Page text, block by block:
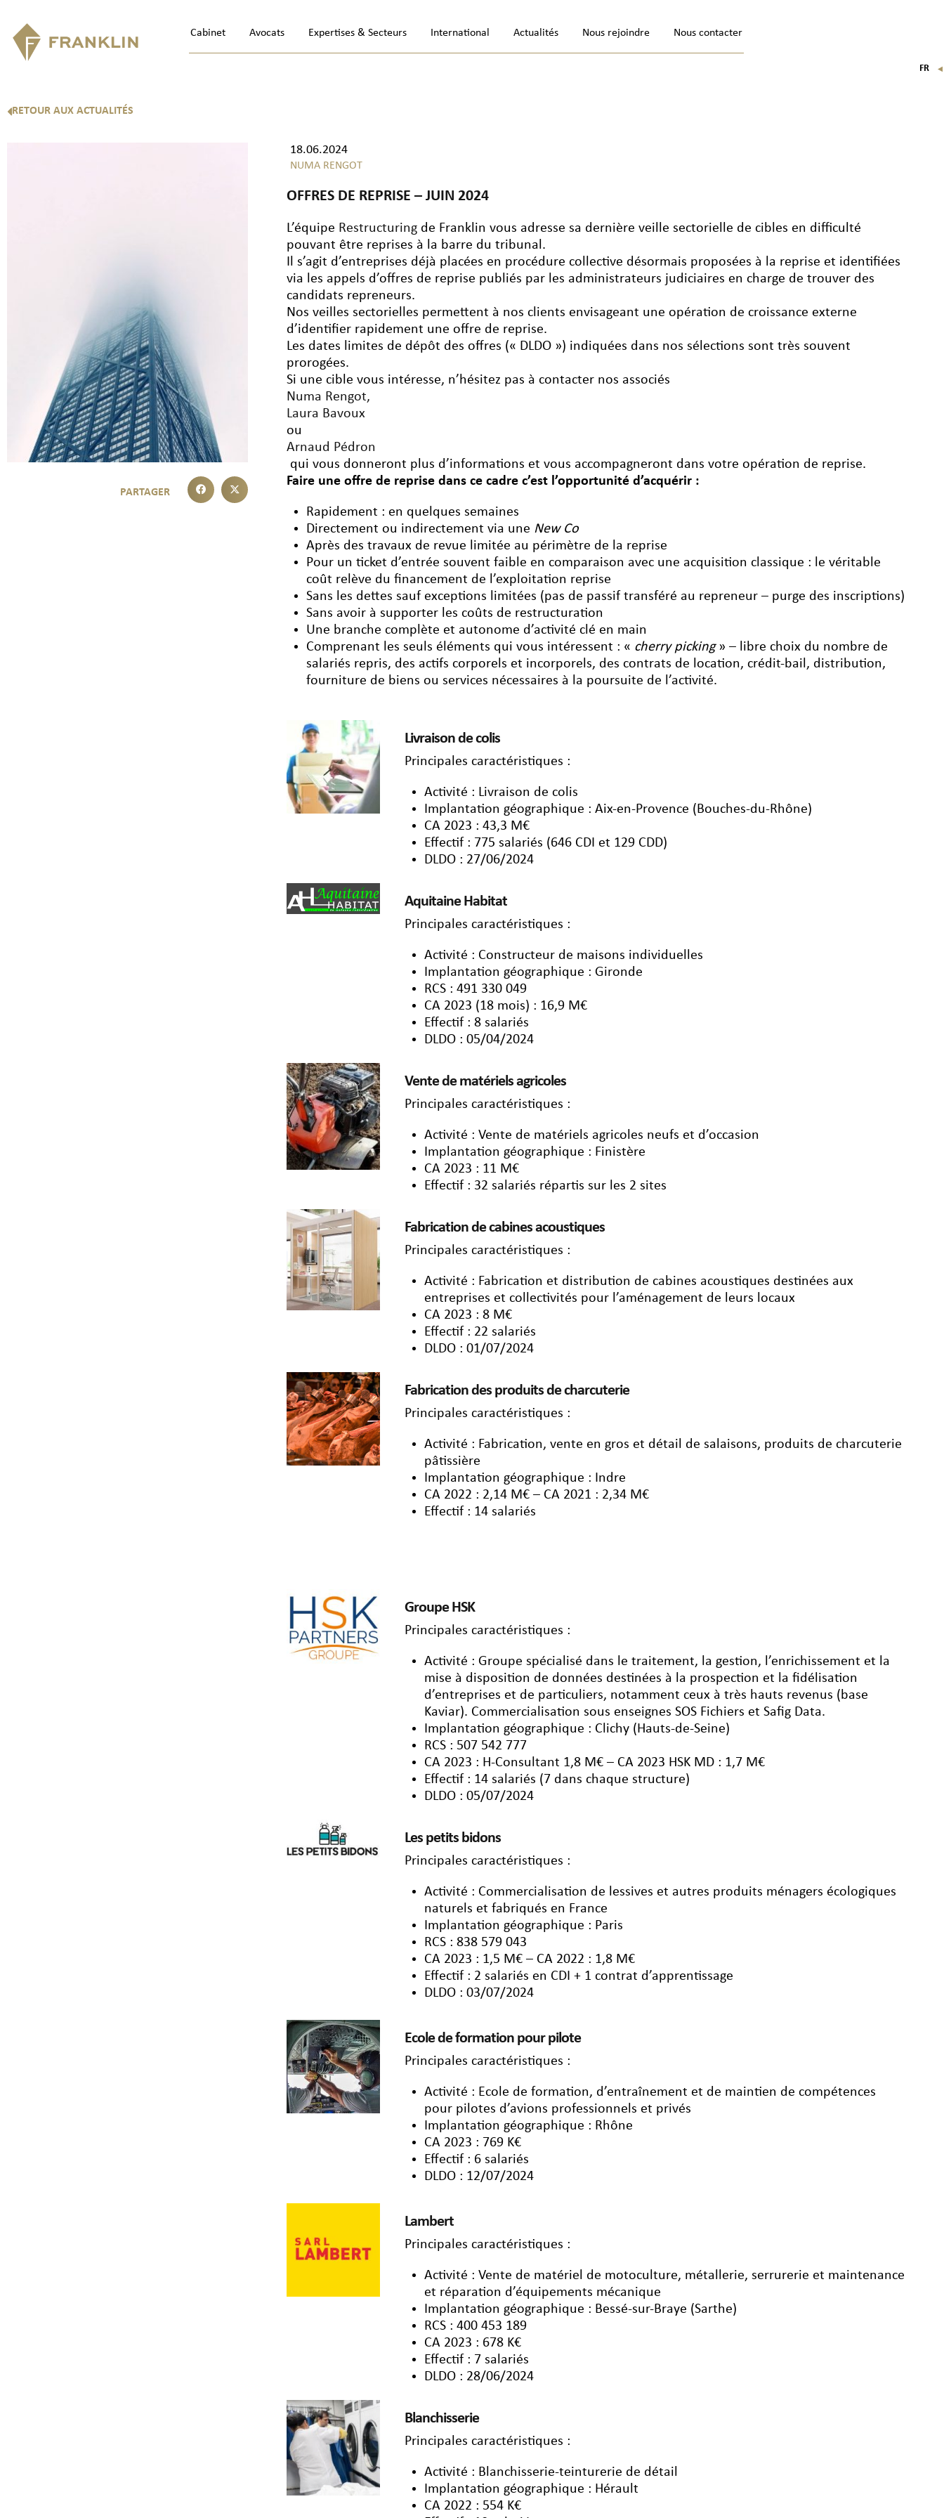
Cabinet Avocats Expertises & Secteurs International Actualités Nous rejoindre Nous contacter
FR ▼
RETOUR AUX ACTUALITÉS
18.06.2024
NUMA RENGOT
OFFRES DE REPRISE – JUIN 2024
L’équipe Restructuring de Franklin vous adresse sa dernière veille sectorielle de cibles en difficulté
pouvant être reprises à la barre du tribunal.
Il s’agit d’entreprises déjà placées en procédure collective désormais proposées à la reprise et identifiées
via les appels d’offres de reprise publiés par les administrateurs judiciaires en charge de trouver des
candidats repreneurs.
Nos veilles sectorielles permettent à nos clients envisageant une opération de croissance externe
d’identifier rapidement une offre de reprise.
Les dates limites de dépôt des offres (« DLDO ») indiquées dans nos sélections sont très souvent
prorogées.
Si une cible vous intéresse, n’hésitez pas à contacter nos associés
Numa Rengot,
Laura Bavoux
ou
Arnaud Pédron
qui vous donneront plus d’informations et vous accompagneront dans votre opération de reprise.
Faire une offre de reprise dans ce cadre c’est l’opportunité d’acquérir :
Rapidement : en quelques semaines
Directement ou indirectement via une New Co
Après des travaux de revue limitée au périmètre de la reprise
Pour un ticket d’entrée souvent faible en comparaison avec une acquisition classique : le véritable
coût relève du financement de l’exploitation reprise
Sans les dettes sauf exceptions limitées (pas de passif transféré au repreneur – purge des inscriptions)
Sans avoir à supporter les coûts de restructuration
Une branche complète et autonome d’activité clé en main
Comprenant les seuls éléments qui vous intéressent : « cherry picking» – libre choix du nombre de
salariés repris, des actifs corporels et incorporels, des contrats de location, crédit-bail, distribution,
fourniture de biens ou services nécessaires à la poursuite de l’activité.
Livraison de colis
Principales caractéristiques :
Activité : Livraison de colis
Implantation géographique : Aix-en-Provence (Bouches-du-Rhône)
CA 2023 : 43,3 M€
Effectif : 775 salariés (646 CDI et 129 CDD)
DLDO : 27/06/2024
Aquitaine Habitat
Principales caractéristiques :
Activité : Constructeur de maisons individuelles
Implantation géographique : Gironde
RCS : 491 330 049
CA 2023 (18 mois) : 16,9 M€
Effectif : 8 salariés
DLDO : 05/04/2024
Vente de matériels agricoles
Principales caractéristiques :
Activité : Vente de matériels agricoles neufs et d’occasion
Implantation géographique : Finistère
CA 2023 : 11 M€
Effectif : 32 salariés répartis sur les 2 sites
Fabrication de cabines acoustiques
Principales caractéristiques :
Activité : Fabrication et distribution de cabines acoustiques destinées aux
entreprises et collectivités pour l’aménagement de leurs locaux
CA 2023 : 8 M€
Effectif : 22 salariés
DLDO : 01/07/2024
Fabrication des produits de charcuterie
Principales caractéristiques :
Activité : Fabrication, vente en gros et détail de salaisons, produits de charcuterie
pâtissière
Implantation géographique : Indre
CA 2022 : 2,14 M€ – CA 2021 : 2,34 M€
Effectif : 14 salariés
Groupe HSK
Principales caractéristiques :
Activité : Groupe spécialisé dans le traitement, la gestion, l’enrichissement et la
mise à disposition de données destinées à la prospection et la fidélisation
d’entreprises et de particuliers, notamment ceux à très hauts revenus (base
Kaviar). Commercialisation sous enseignes SOS Fichiers et Safig Data.
Implantation géographique : Clichy (Hauts-de-Seine)
RCS : 507 542 777
CA 2023 : H-Consultant 1,8 M€ – CA 2023 HSK MD : 1,7 M€
Effectif : 14 salariés (7 dans chaque structure)
DLDO : 05/07/2024
Les petits bidons
Principales caractéristiques :
Activité : Commercialisation de lessives et autres produits ménagers écologiques
naturels et fabriqués en France
Implantation géographique : Paris
RCS : 838 579 043
CA 2023 : 1,5 M€ – CA 2022 : 1,8 M€
Effectif : 2 salariés en CDI + 1 contrat d’apprentissage
DLDO : 03/07/2024
Ecole de formation pour pilote
Principales caractéristiques :
Activité : Ecole de formation, d’entraînement et de maintien de compétences
pour pilotes d’avions professionnels et privés
Implantation géographique : Rhône
CA 2023 : 769 K€
Effectif : 6 salariés
DLDO : 12/07/2024
Lambert
Principales caractéristiques :
Activité : Vente de matériel de motoculture, métallerie, serrurerie et maintenance
et réparation d’équipements mécanique
Implantation géographique : Bessé-sur-Braye (Sarthe)
RCS : 400 453 189
CA 2023 : 678 K€
Effectif : 7 salariés
DLDO : 28/06/2024
Blanchisserie
Principales caractéristiques :
Activité : Blanchisserie-teinturerie de détail
Implantation géographique : Hérault
CA 2022 : 554 K€